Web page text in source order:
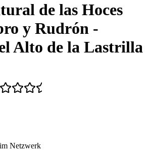
de las Hoces
y Rudrón -
Alto de la Lastrilla
Netzwerk